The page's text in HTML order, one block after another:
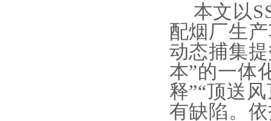
本文以
配烟厂生
动态捕集
本”的一体
释”“顶送
有缺陷。